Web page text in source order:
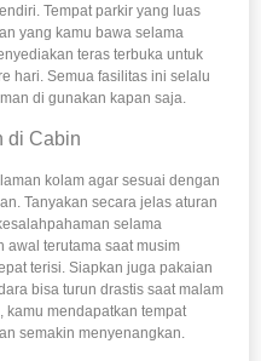
Tempat parkir yang luas
yang kamu bawa selama
teras terbuka untuk
hari. Semua fasilitas ini selalu
di gunakan kapan saja.
di Cabin
kolam agar sesuai dengan
Tanyakan secara jelas aturan
selama
awal terutama saat musim
terisi. Siapkan juga pakaian
bisa turun drastis saat malam
kamu mendapatkan tempat
semakin menyenangkan.